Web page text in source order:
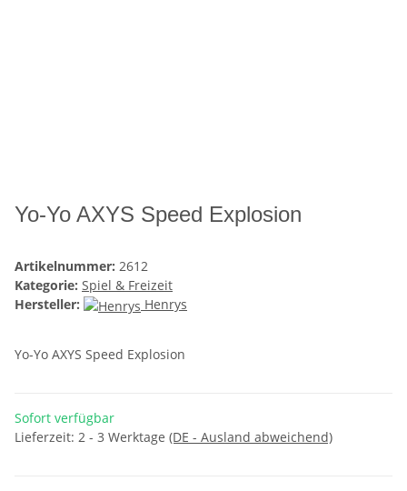
Yo-Yo AXYS Speed Explosion
Artikelnummer: 2612
Kategorie: Spiel & Freizeit
Hersteller:
Henrys
Yo-Yo AXYS Speed Explosion
Sofort verfügbar
Lieferzeit: 2 - 3 Werktage (DE - Ausland abweichend)